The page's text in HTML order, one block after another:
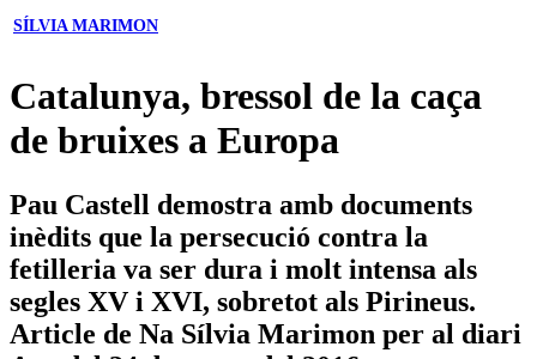
SÍLVIA MARIMON
Catalunya, bressol de la caça
de bruixes a Europa
Pau Castell demostra amb documents
inèdits que la persecució contra la
fetilleria va ser dura i molt intensa als
segles XV i XVI, sobretot als Pirineus.
Article de Na Sílvia Marimon per al diari